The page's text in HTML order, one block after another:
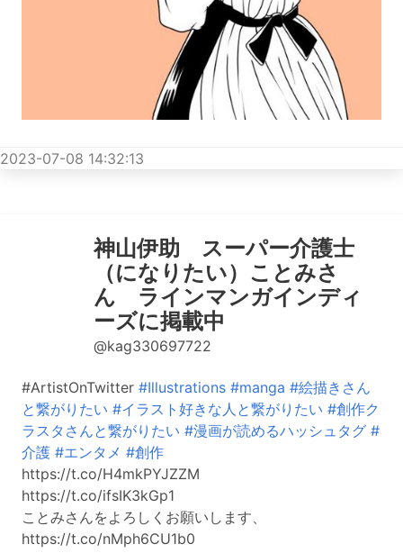
2023-07-08 14:32:13
神山伊助 スーパー介護士
（になりたい）ことみさ
ん ラインマンガインディ
ーズに掲載中
@kag330697722
#ArtistOnTwitter #Illustrations #manga #絵描きさん
と繋がりたい #イラスト好きな人と繋がりたい #創作ク
ラスタさんと繋がりたい #漫画が読めるハッシュタグ #
介護 #エンタメ #創作
https://t.co/H4mkPYJZZM
https://t.co/ifsIK3kGp1
ことみさんをよろしくお願いします、
https://t.co/nMph6CU1b0